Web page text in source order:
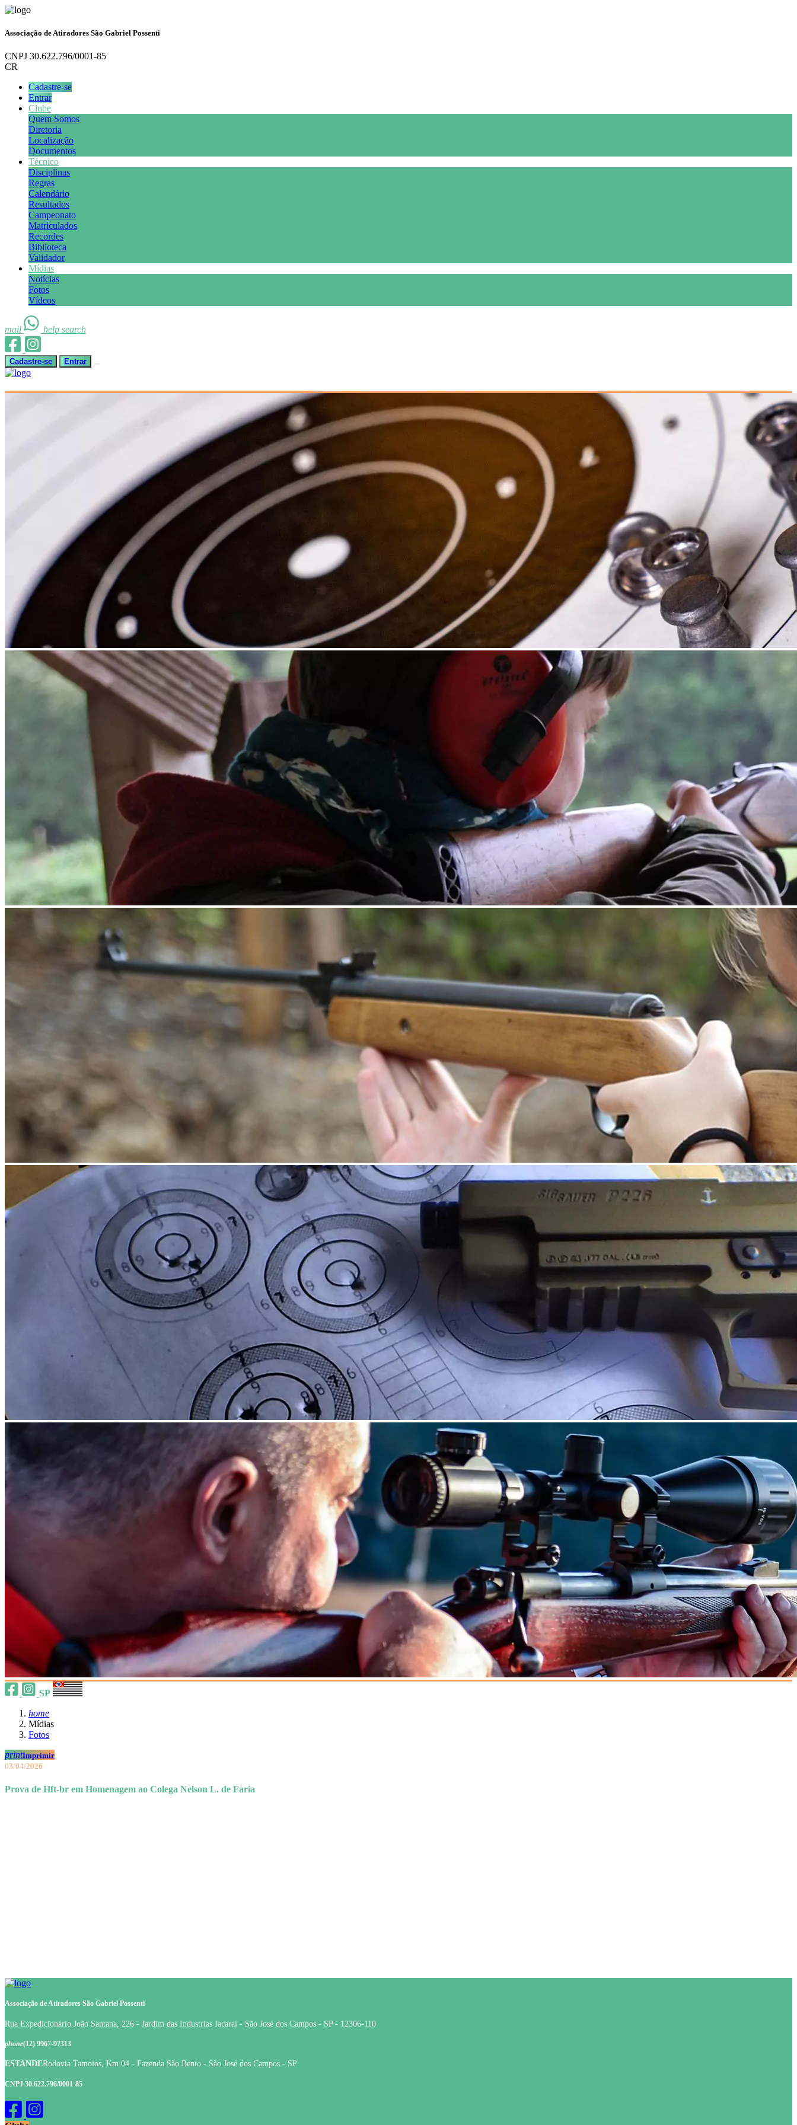
Associação de Atiradores São Gabriel Possenti
CNPJ 30.622.796/0001-85
CR
Cadastre-se
Entrar
Clube
Quem Somos
Diretoria
Localização
Documentos
Técnico
Disciplinas
Regras
Calendário
Resultados
Campeonato
Matriculados
Recordes
Biblioteca
Validador
Mídias
Notícias
Fotos
Vídeos
mail help search
Cadastre-se Entrar
SP
home
Mídias
Fotos
printImprimir
03/04/2026
Prova de Hft-br em Homenagem ao Colega Nelson L. de Faria
Associação de Atiradores São Gabriel Possenti
Rua Expedicionário João Santana, 226 - Jardim das Industrias Jacaraí - São José dos Campos - SP - 12306-110
phone(12) 9967-97313
ESTANDERodovia Tamoios, Km 04 - Fazenda São Bento - São José dos Campos - SP
CNPJ 30.622.796/0001-85